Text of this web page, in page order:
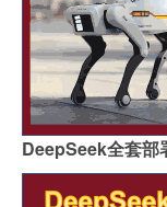
DeepSeek全套部